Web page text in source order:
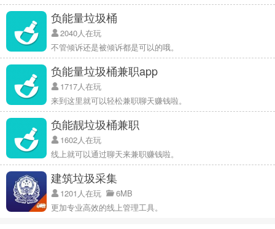
负能量垃圾桶
2040人在玩
不管倾诉还是被倾诉都是可以的哦。
负能量垃圾桶兼职app
1717人在玩
来到这里就可以轻松兼职聊天赚钱啦。
负能靓垃圾桶兼职
1602人在玩
线上就可以通过聊天来兼职赚钱啦。
建筑垃圾采集
1201人在玩
6MB
更加专业高效的线上管理工具。